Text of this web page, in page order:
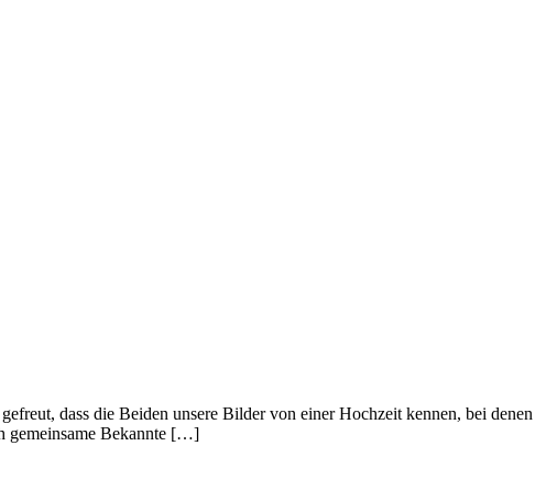
dass die Beiden unsere Bilder von einer Hochzeit kennen, bei denen
gemeinsame Bekannte […]